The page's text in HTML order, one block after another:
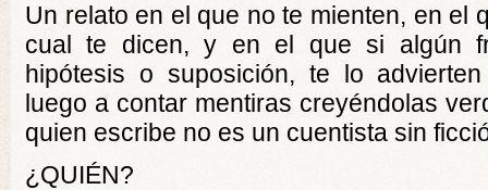
Un relato en el que no te mienten, en el
cual te dicen, y en el que si algún
hipótesis o suposición, te lo
luego a contar mentiras creyéndolas
quien escribe no es un cuentista sin
¿QUIÉN?